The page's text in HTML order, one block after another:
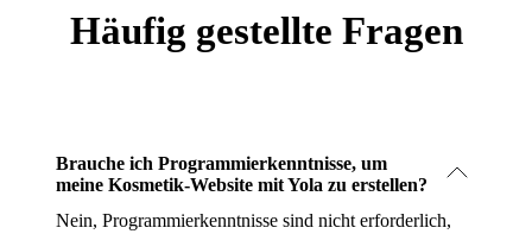
Häufig gestellte Fragen
Brauche ich Programmierkenntnisse, um
meine Kosmetik-Website mit Yola zu erstellen?
Nein, Programmierkenntnisse sind nicht erforderlich,